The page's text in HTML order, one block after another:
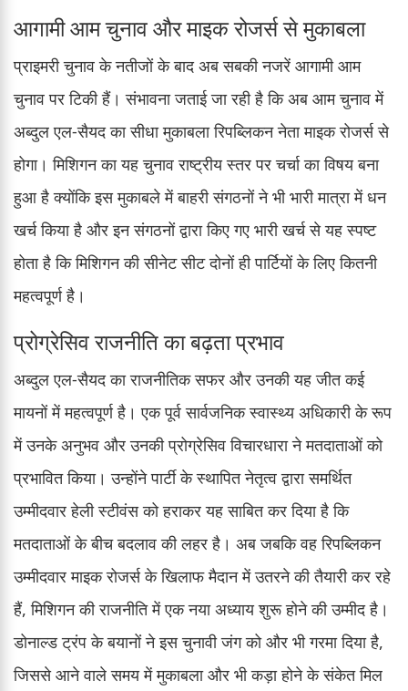
आगामी आम चुनाव और माइक रोजर्स से मुकाबला
प्राइमरी चुनाव के नतीजों के बाद अब सबकी नजरें आगामी आम
चुनाव पर टिकी हैं। संभावना जताई जा रही है कि अब आम चुनाव में
अब्दुल एल-सैयद का सीधा मुकाबला रिपब्लिकन नेता माइक रोजर्स से
होगा। मिशिगन का यह चुनाव राष्ट्रीय स्तर पर चर्चा का विषय बना
हुआ है क्योंकि इस मुकाबले में बाहरी संगठनों ने भी भारी मात्रा में धन
खर्च किया है और इन संगठनों द्वारा किए गए भारी खर्च से यह स्पष्ट
होता है कि मिशिगन की सीनेट सीट दोनों ही पार्टियों के लिए कितनी
महत्वपूर्ण है।
प्रोग्रेसिव राजनीति का बढ़ता प्रभाव
अब्दुल एल-सैयद का राजनीतिक सफर और उनकी यह जीत कई
मायनों में महत्वपूर्ण है। एक पूर्व सार्वजनिक स्वास्थ्य अधिकारी के रूप
में उनके अनुभव और उनकी प्रोग्रेसिव विचारधारा ने मतदाताओं को
प्रभावित किया। उन्होंने पार्टी के स्थापित नेतृत्व द्वारा समर्थित
उम्मीदवार हेली स्टीवंस को हराकर यह साबित कर दिया है कि
मतदाताओं के बीच बदलाव की लहर है। अब जबकि वह रिपब्लिकन
उम्मीदवार माइक रोजर्स के खिलाफ मैदान में उतरने की तैयारी कर रहे
हैं, मिशिगन की राजनीति में एक नया अध्याय शुरू होने की उम्मीद है।
डोनाल्ड ट्रंप के बयानों ने इस चुनावी जंग को और भी गरमा दिया है,
जिससे आने वाले समय में मुकाबला और भी कड़ा होने के संकेत मिल